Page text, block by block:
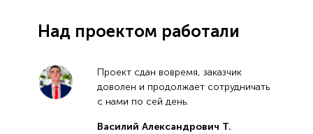
Над проектом работали
Проект сдан вовремя, заказчик
доволен и продолжает сотрудничать
с нами по сей день.
Василий Александрович Т.